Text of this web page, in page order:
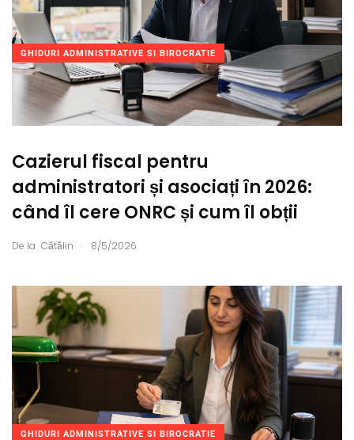
GHIDURI ADMINISTRATIVE SI BIROCRATIE
Cazierul fiscal pentru
administratori și asociați în 2026:
când îl cere ONRC și cum îl obții
De la Cătălin . 8/5/2026
GHIDURI ADMINISTRATIVE SI BIROCRATIE